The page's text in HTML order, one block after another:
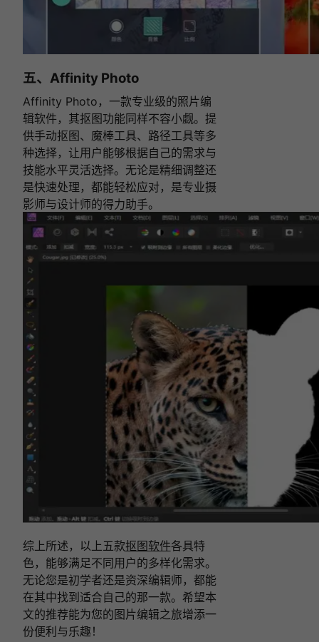
五、Affinity Photo
Affinity Photo，一款专业级的照片编
辑软件，其抠图功能同样不容小觑。提
供手动抠图、魔棒工具、路径工具等多
种选择，让用户能够根据自己的需求与
技能水平灵活选择。无论是精细调整还
是快速处理，都能轻松应对，是专业摄
影师与设计师的得力助手。
综上所述，以上五款抠图软件各具特
色，能够满足不同用户的多样化需求。
无论您是初学者还是资深编辑师，都能
在其中找到适合自己的那一款。希望本
文的推荐能为您的图片编辑之旅增添一
份便利与乐趣！